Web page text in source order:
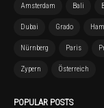
Amsterdam Bali
Dubai Grado
Nürnberg Paris
Zypern Österreich
POPULAR POSTS